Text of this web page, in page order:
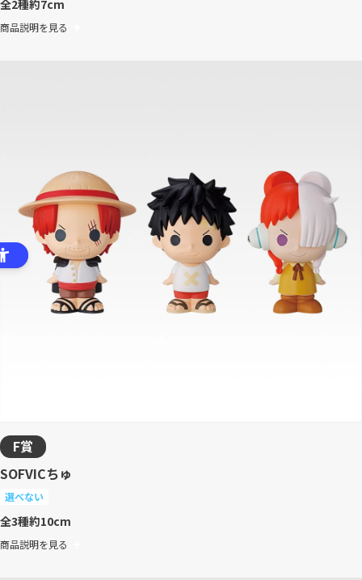
全2種約7cm
商品説明を見る
F賞
SOFVICちゅ
選べない
全3種約10cm
商品説明を見る